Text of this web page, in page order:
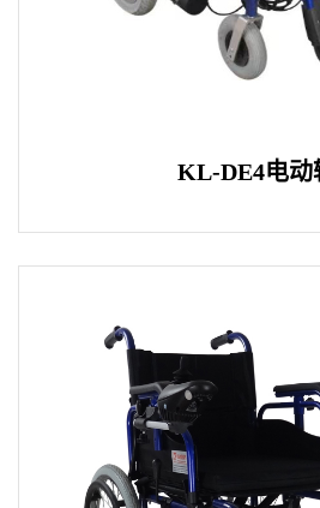
KL-DE4电动